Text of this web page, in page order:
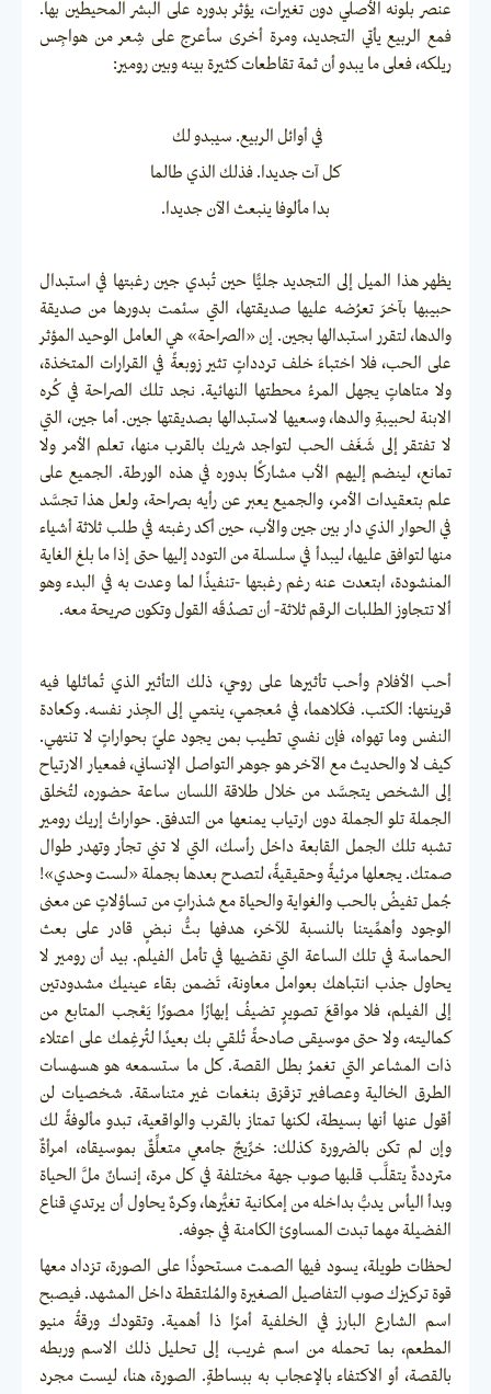
عنصر بلونه الأصلي دون تغيرات، يؤثر بدوره على البشر المحيطين بها.
فمع الربيع يأتي التجديد، ومرة أخرى سأعرج على شِعر من هواجِس
ريلكه، فعلى ما يبدو أن ثمة تقاطعات كثيرة بينه وبين رومير:
في أوائل الربيع. سيبدو لك
كل آت جديدا. فذلك الذي طالما
بدا مألوفا ينبعث الآن جديدا.
يظهر هذا الميل إلى التجديد جليًّا حين تُبدي جين رغبتها في استبدال
حبيبها بآخرَ تعرُضه عليها صديقتها، التي سئمت بدورها من صديقة
والدها، لتقرر استبدالها بجين. إن «الصراحة» هي العامل الوحيد المؤثر
على الحب، فلا اختباءَ خلف تردداتٍ تثير زوبعةً في القرارات المتخذة،
ولا متاهاتٍ يجهل المرءُ محطتها النهائية. نجد تلك الصراحة في كُره
الابنة لحبيبةِ والدها، وسعيها لاستبدالها بصديقتها جين. أما جين، التي
لا تفتقر إلى شَغَف الحب لتواجد شريك بالقرب منها، تعلم الأمر ولا
تمانع، لينضم إليهم الأب مشاركًا بدوره في هذه الورطة. الجميع على
علم بتعقيدات الأمر، والجميع يعبر عن رأيه بصراحة، ولعل هذا تجسَّد
في الحوار الذي دار بين جين والأب، حين أكد رغبته في طلب ثلاثة أشياء
منها لتوافق عليها، ليبدأ في سلسلة من التودد إليها حتى إذا ما بلغ الغاية
المنشودة، ابتعدت عنه رغم رغبتها -تنفيذًا لما وعدت به في البدء وهو
ألا تتجاوز الطلبات الرقم ثلاثة- أن تصدُقَه القول وتكون صريحة معه.
أحب الأفلام وأحب تأثيرها على روحي، ذلك التأثير الذي تُماثلها فيه
قرينتها: الكتب. فكلاهما، في مُعجمي، ينتمي إلى الجِذر نفسه. وكعادة
النفس وما تهواه، فإن نفسي تطيب بمن يجود عليّ بحواراتٍ لا تنتهي.
كيف لا والحديث مع الآخر هو جوهر التواصل الإنساني، فمعيار الارتياح
إلى الشخص يتجسَّد من خلال طلاقة اللسان ساعة حضوره، لتُخلق
الجملة تلو الجملة دون ارتياب يمنعها من التدفق. حواراتُ إريك رومير
تشبه تلك الجمل القابعة داخل رأسك، التي لا تني تجأر وتهدر طوال
صمتك. يجعلها مرئيةً وحقيقيةً، لتصدح بعدها بجملة «لست وحدي»!
جُمل تفيضُ بالحب والغواية والحياة مع شذراتٍ من تساؤلاتٍ عن معنى
الوجود وأهمِّيتنا بالنسبة للآخر، هدفها بثُّ نبضٍ قادر على بعث
الحماسة في تلك الساعة التي نقضيها في تأمل الفيلم. بيد أن رومير لا
يحاول جذب انتباهك بعوامل معاونة، تَضمن بقاء عينيك مشدودتين
إلى الفيلم، فلا مواقعَ تصويرٍ تضيفُ إبهارًا مصورًا يَعْجب المتابع من
كماليته، ولا حتى موسيقى صادحةً تُلقي بك بعيدًا لتُرغِمك على اعتلاء
ذات المشاعر التي تغمرُ بطل القصة. كل ما ستسمعه هو هسهسات
الطرق الخالية وعصافير تزقزق بنغمات غير متناسقة. شخصيات لن
أقول عنها أنها بسيطة، لكنها تمتاز بالقرب والواقعية، تبدو مألوفةً لك
وإن لم تكن بالضرورة كذلك: خرِّيجٌ جامعي متعلِّقٌ بموسيقاه، امرأةٌ
مترددةٌ يتقلَّب قلبها صوب جهة مختلفة في كل مرة، إنسانٌ ملَّ الحياة
وبدأ اليأس يدبُّ بداخله من إمكانية تغيُّرها، وكرهٌ يحاول أن يرتدي قناع
الفضيلة مهما تبدت المساوئ الكامنة في جوفه.
لحظات طويلة، يسود فيها الصمت مستحوذًا على الصورة، تزداد معها
قوة تركيزك صوب التفاصيل الصغيرة والمُلتقطة داخل المشهد. فيصبح
اسم الشارع البارز في الخلفية أمرًا ذا أهمية. وتقودك ورقةُ منيو
المطعم، بما تحمله من اسم غريب، إلى تحليل ذلك الاسم وربطه
بالقصة، أو الاكتفاء بالإعجاب به ببساطةٍ. الصورة، هنا، ليست مجرد